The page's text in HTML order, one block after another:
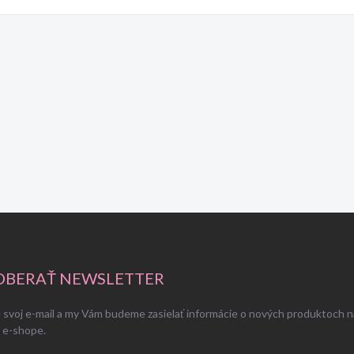
NEWSLETTER
e-mail a my Vám budeme zasielať informácie o nových produktoch
e-shope.